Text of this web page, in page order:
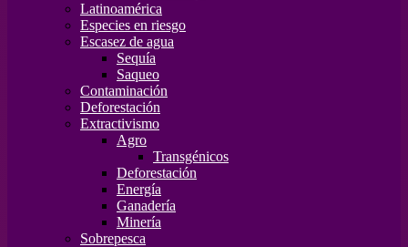
Latinoamérica
Especies en riesgo
Escasez de agua
Sequía
Saqueo
Contaminación
Deforestación
Extractivismo
Agro
Transgénicos
Deforestación
Energía
Ganadería
Minería
Sobrepesca